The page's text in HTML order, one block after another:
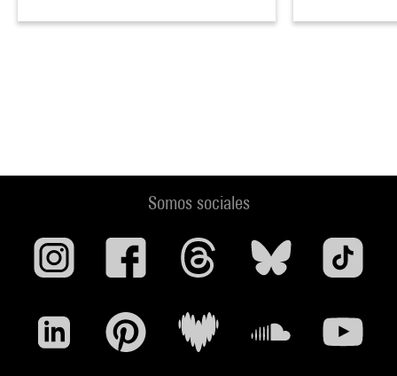
Somos sociales